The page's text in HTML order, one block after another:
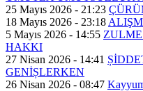
25 Mayıs 2026 - 21:23
18 Mayıs 2026 - 23:18
5 Mayıs 2026 - 14:55
HAKKI
27 Nisan 2026 - 14:41
GENİȘLERKEN
26 Nisan 2026 - 08:47